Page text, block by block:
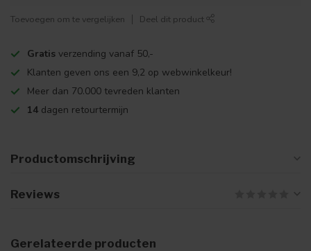
Toevoegen om te vergelijken Deel dit product
Gratis verzending vanaf 50,-
Klanten geven ons een 9,2 op webwinkelkeur!
Meer dan 70.000 tevreden klanten
14 dagen retourtermijn
Productomschrijving
Reviews
Gerelateerde producten